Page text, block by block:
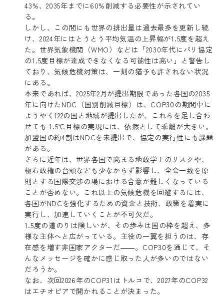
43%、2035年までに60%削減する必要性が示されてい
る。
しかし、この間にも世界の排出量は過去最多を更新し続
け、2024年にはとうとう平均気温の上昇幅が1.5度を超え
た。世界気象機関（WMO）などは「2030年代にパリ協定
の1.5度目標が達成できなくなる可能性は高い」と警告し
ており、気候危機対策は、一刻の猶予も許されない状況
にある。
本来であれば、2025年2月が提出期限であった各国の2035
年に向けたNDC（国別削減目標）は、COP30の期間中に
ようやく122の国と地域が提出したが、これらを足し合わ
せても 1.5℃目標の実現には、依然として乖離が大きい。
加盟国の約4割はNDCを未提出で、協定の実行性にも課題
がある。
さらに近年は、世界各国で高まる地政学上のリスクや、
極右政権の台頭なども少なからず影響し、全会一致を原
則とする国際交渉の場における合意が難しくなっている
ことが否めない。これ以上の気候危機を回避するには、
各国がNDCを強化するための資金と技術、政策を着実に
実行し、加速していくことが不可欠だ。
1.5度の道のりは険しいが、その歩みは国の枠を超え、多
様な主体へと広がっている。主役の一翼を担うのは、存
在感を増す非国家アクターだ――。COP30を通じて、そ
んなメッセージを確かに感じ取った人が多いのではない
だろうか。
なお、次回2026年のCOP31はトルコで、2027年のCOP32
はエチオピアで開かれることが決まった。